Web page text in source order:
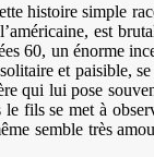
histoire simple
est
60, un énorme
et paisible,
qui lui pose
fils se met à
semble très